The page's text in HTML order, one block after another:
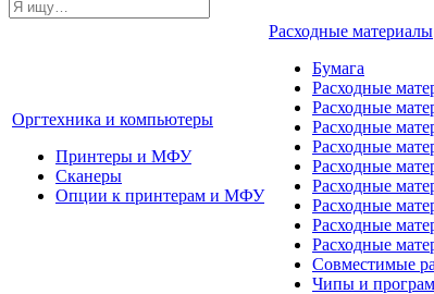
Оргтехника и компьютеры
Принтеры и МФУ
Сканеры
Опции к принтерам и МФУ
Расходные материалы
Бумага
Расходные
Расходные
Расходные
Расходные
Расходные
Расходные
Расходные
Расходные
Расходные
Совместимые
Чипы и